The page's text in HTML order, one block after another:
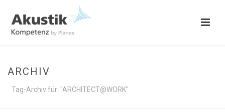
ARCHIV
Tag-Archiv für: "ARCHITECT@WORK"